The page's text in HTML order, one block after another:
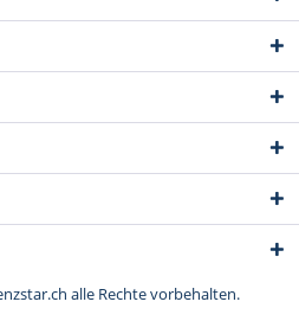
alle Rechte vorbehalten.